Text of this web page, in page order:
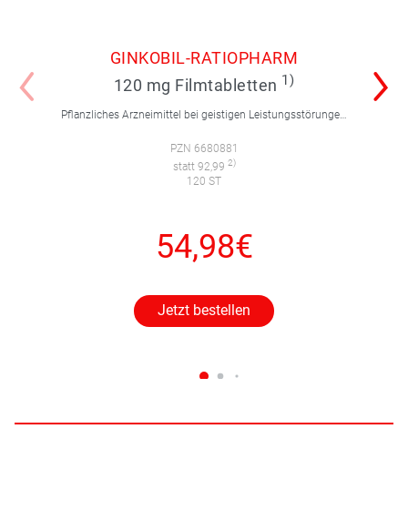
GINKOBIL-RATIOPHARM
120 mg Filmtabletten 1)
Pflanzliches Arzneimittel bei geistigen Leistungsstörungen und Durchblutungsstörungen.
PZN 6680881
statt 92,99 2)
120 ST
54,98€
Jetzt bestellen